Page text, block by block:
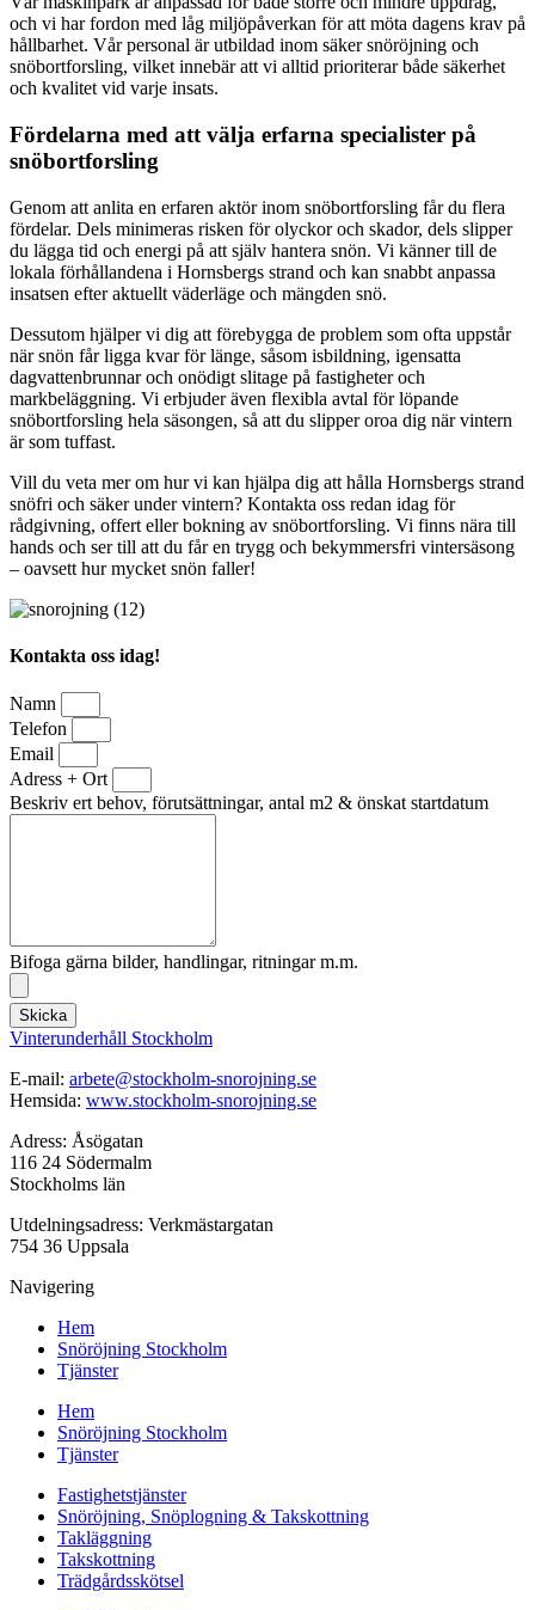
och vi har fordon med låg miljöpåverkan för att möta dagens krav på
hållbarhet. Vår personal är utbildad inom säker snöröjning och
snöbortforsling, vilket innebär att vi alltid prioriterar både säkerhet
och kvalitet vid varje insats.
Fördelarna med att välja erfarna specialister på
snöbortforsling
Genom att anlita en erfaren aktör inom snöbortforsling får du flera
fördelar. Dels minimeras risken för olyckor och skador, dels slipper
du lägga tid och energi på att själv hantera snön. Vi känner till de
lokala förhållandena i Hornsbergs strand och kan snabbt anpassa
insatsen efter aktuellt väderläge och mängden snö.
Dessutom hjälper vi dig att förebygga de problem som ofta uppstår
när snön får ligga kvar för länge, såsom isbildning, igensatta
dagvattenbrunnar och onödigt slitage på fastigheter och
markbeläggning. Vi erbjuder även flexibla avtal för löpande
snöbortforsling hela säsongen, så att du slipper oroa dig när vintern
är som tuffast.
Vill du veta mer om hur vi kan hjälpa dig att hålla Hornsbergs strand
snöfri och säker under vintern? Kontakta oss redan idag för
rådgivning, offert eller bokning av snöbortforsling. Vi finns nära till
hands och ser till att du får en trygg och bekymmersfri vintersäsong
– oavsett hur mycket snön faller!
Kontakta oss idag!
Namn
Telefon
Email
Adress + Ort
Beskriv ert behov, förutsättningar, antal m2 & önskat startdatum
Bifoga gärna bilder, handlingar, ritningar m.m.
Skicka
Vinterunderhåll Stockholm
E-mail: arbete@stockholm-snorojning.se
Hemsida: www.stockholm-snorojning.se
Adress: Åsögatan
116 24 Södermalm
Stockholms län
Utdelningsadress: Verkmästargatan
754 36 Uppsala
Navigering
Hem
Snöröjning Stockholm
Tjänster
Hem
Snöröjning Stockholm
Tjänster
Fastighetstjänster
Snöröjning, Snöplogning & Takskottning
Takläggning
Takskottning
Trädgårdsskötsel